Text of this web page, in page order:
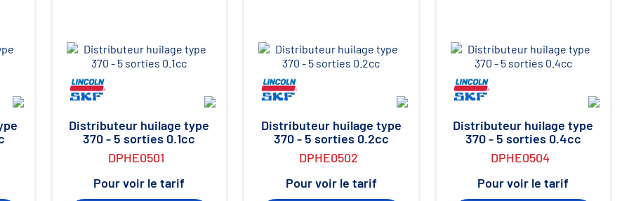
Distributeur huilage type
370 - 5 sorties 0.1cc
DPHE0501
Pour voir le tarif
Distributeur huilage type
370 - 5 sorties 0.2cc
DPHE0502
Pour voir le tarif
Distributeur huilage type
370 - 5 sorties 0.4cc
DPHE0504
Pour voir le tarif